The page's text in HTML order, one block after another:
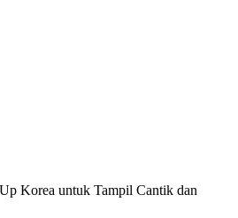
Korea untuk Tampil Cantik dan